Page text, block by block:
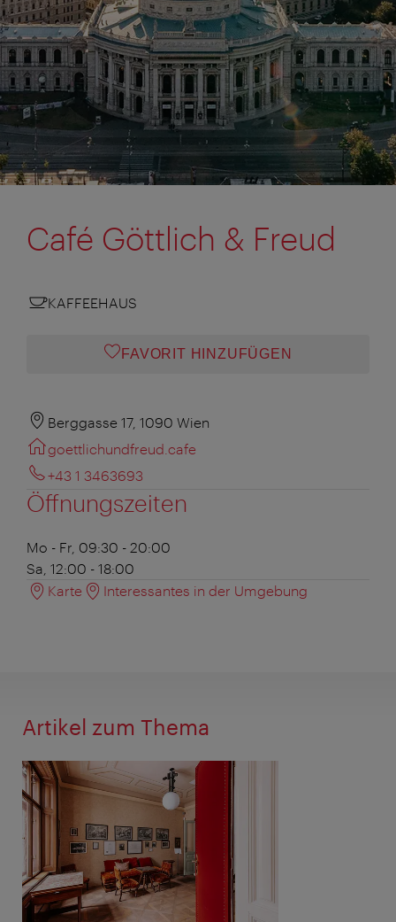
Café Göttlich & Freud
KAFFEEHAUS
FAVORIT HINZUFÜGEN
Berggasse 17, 1090 Wien
goettlichundfreud.cafe
+43 1 3463693
Öffnungszeiten
Mo - Fr, 09:30 - 20:00
Sa, 12:00 - 18:00
Karte
Interessantes in der Umgebung
Artikel zum Thema